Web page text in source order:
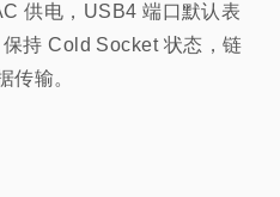
供电，USB4 端口默认表
持 Cold Socket 状态，链
传输。